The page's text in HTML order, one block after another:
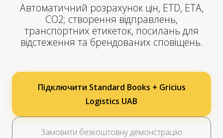
Автоматичний розрахунок цін, ETD, ETA,
CO2; створення відправлень,
транспортних етикеток, посилань для
відстеження та брендованих сповіщень.
Підключити Standard Books + Gricius
Logistics UAB
Замовити безкоштовну демонстрацію